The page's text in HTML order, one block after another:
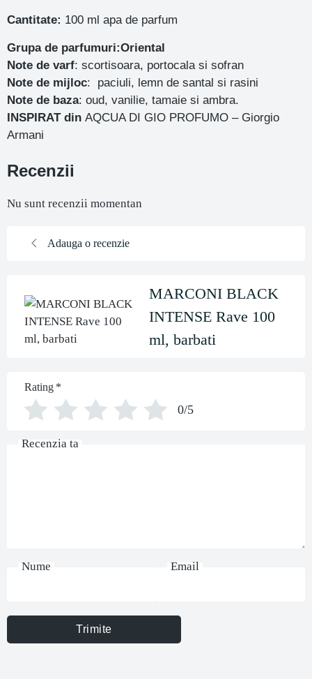
Cantitate: 100 ml apa de parfum
Grupa de parfumuri:Oriental
Note de varf: scortisoara, portocala si sofran
Note de mijloc: paciuli, lemn de santal si rasini
Note de baza: oud, vanilie, tamaie si ambra.
INSPIRAT din AQCUA DI GIO PROFUMO – Giorgio
Armani
Recenzii
Nu sunt recenzii momentan
Adauga o recenzie
MARCONI BLACK
INTENSE Rave 100
ml, barbati
Rating *
0/5
Recenzia ta
Nume Email
Trimite